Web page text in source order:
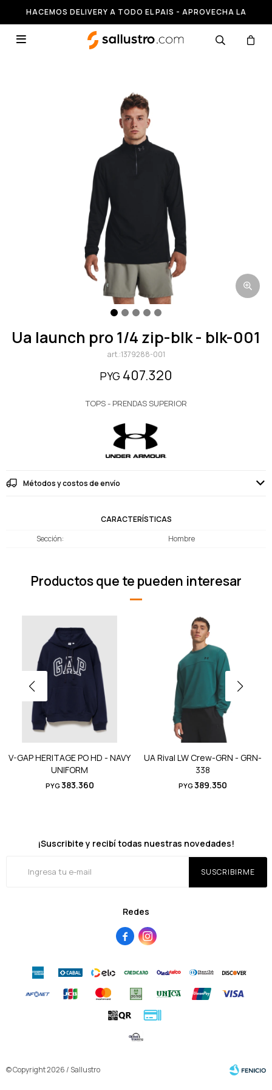
HACEMOS DELIVERY A TODO EL PAIS - APROVECHA LA
RUNNING HASTA 50% OFF

ua launch pro 1/4 zip-blk - blk-001
1379288-001
PYG 407.320
TOPS - PRENDAS SUPERIOR
Métodos y costos de envío
CARACTERÍSTICAS
Sección
Hombre
Productos que te pueden interesar
V-GAP HERITAGE PO HD - NAVY
UNIFORM
PYG383.360
UA Rival LW Crew-GRN - GRN-
338
PYG389.350
Redes
 
¡Suscribite y recibí todas nuestras novedades!
SUSCRIBIRME
© Copyright 2026 / Sallustro